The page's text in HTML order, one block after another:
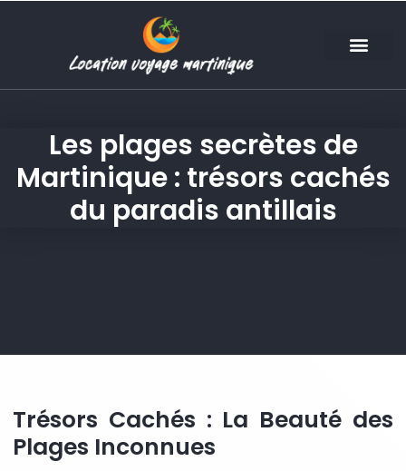
Les plages secrètes de
Martinique : trésors cachés
du paradis antillais
Trésors Cachés : La Beauté des
Plages Inconnues